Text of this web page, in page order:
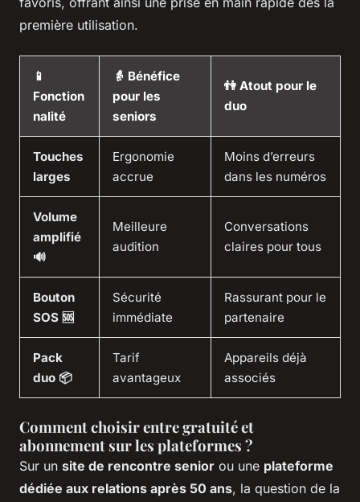
première utilisation.
📱
Fonction
nalité
👵 Bénéfice
pour les
seniors
👫 Atout pour le
duo
Touches
larges
Ergonomie
accrue
Moins d’erreurs
dans les numéros
Volume
amplifié
🔊
Meilleure
audition
Conversations
claires pour tous
Bouton
SOS 🆘
Sécurité
immédiate
Rassurant pour le
partenaire
Pack
duo 📦
Tarif
avantageux
Appareils déjà
associés
Comment choisir entre gratuité et
abonnement sur les plateformes ?
Sur un site de rencontre senior ou une plateforme
dédiée aux relations après 50 ans, la question de la